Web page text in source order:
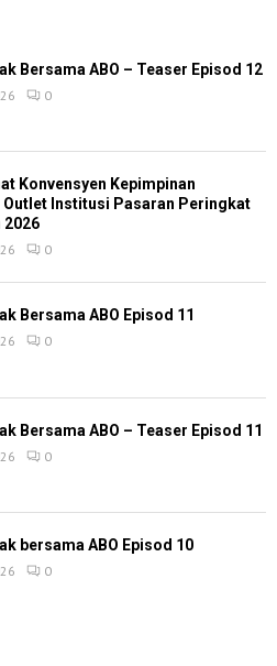
Bersama ABO – Teaser Episod 12
0
Konvensyen Kepimpinan
Outlet Institusi Pasaran Peringkat
2026
0
Bersama ABO Episod 11
0
Bersama ABO – Teaser Episod 11
0
bersama ABO Episod 10
0